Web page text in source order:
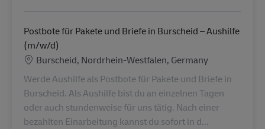
Postbote für Pakete und Briefe in Burscheid – Aushilfe
(m/w/d)
LieuBurscheid, Nordrhein-Westfalen, Germany
Werde Aushilfe als Postbote für Pakete und Briefe in
Burscheid. Als Aushilfe bist du an einzelnen Tagen
oder auch stundenweise für uns tätig. Nach einer
bezahlten Einarbeitung kannst du sofort in d...